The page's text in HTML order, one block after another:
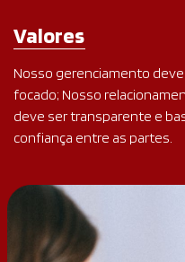
Valores
Nosso gerenciamento
focado; Nosso
deve ser transparente e
confiança entre as partes.